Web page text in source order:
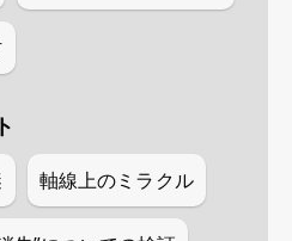
軸線上のミラクル